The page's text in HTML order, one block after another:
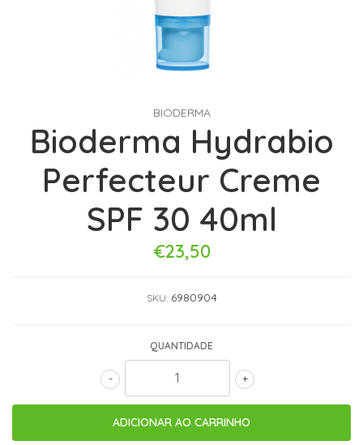
BIODERMA
Bioderma Hydrabio
Perfecteur Creme
SPF 30 40ml
€23,50
SKU: 6980904
QUANTIDADE
+
-